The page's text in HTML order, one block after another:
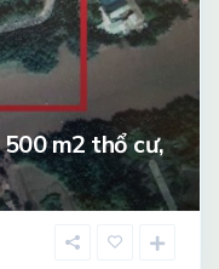
m2 thổ cư,